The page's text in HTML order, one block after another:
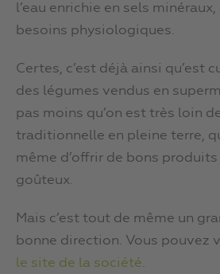
l’eau enrichie en sels
besoins physiologiques.
Certes, c’est déjà ainsi qu’est
des légumes vendus en
pas moins qu’on est très loin
traditionnelle en pleine terre,
même d’offrir de bons
goûteux.
Mais c’est tout de même un
bonne direction. Vous pouvez
le site de la société.